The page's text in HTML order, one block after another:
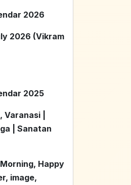
2026
2026 (Vikram
2025
|
| Sanatan
Happy
image,